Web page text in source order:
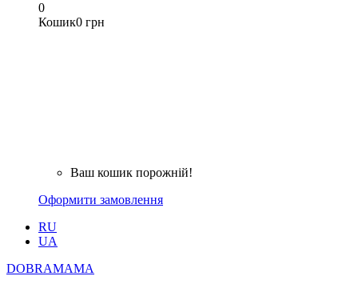
0
Кошик0 грн
Ваш кошик порожній!
Оформити замовлення
RU
UA
DOBRAMAMA